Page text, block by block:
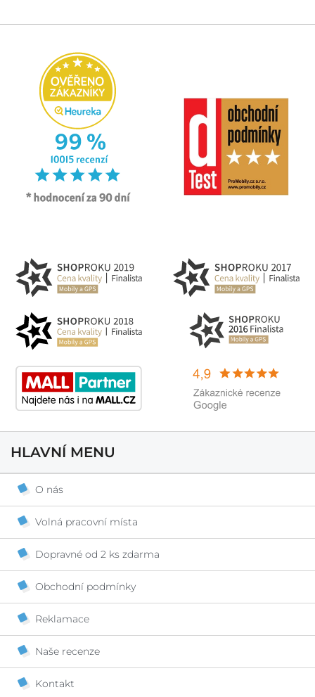
HLAVNÍ MENU
O nás
Volná pracovní místa
Dopravné od 2 ks zdarma
Obchodní podmínky
Reklamace
Naše recenze
Kontakt